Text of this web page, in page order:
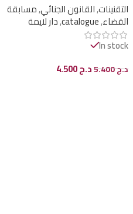
التقنينات,القانون الجنائي,مسابقة
القضاء,
catalogue
,دار لايمة
In stock
د.ج5.400 د.ج